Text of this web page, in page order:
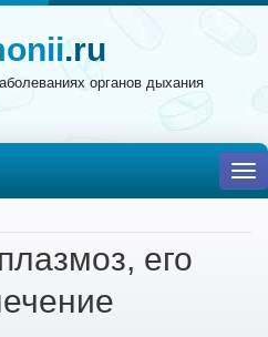
.ru
органов дыхания
его